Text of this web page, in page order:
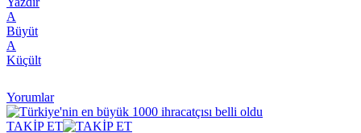
A
Büyüt
A
Küçült
Yorumlar
TAKİP ET